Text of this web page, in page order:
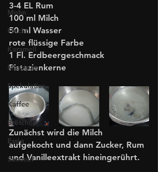
Mohn
Frucht
Karamell
Marzipan
Spekulatius
Kaffee
Brötchen
Essig
Sommer
3-4 EL Rum
100 ml Milch
50 ml Wasser
rote flüssige Farbe
1 Fl. Erdbeergeschmack
Pistazienkerne
Zunächst wird die Milch
aufgekocht und dann Zucker, Rum
und Vanilleextrakt hineingerührt.